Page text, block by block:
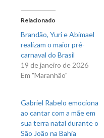
em
nova
janela)
Relacionado
Brandão, Yuri e Abimael
realizam o maior pré-
carnaval do Brasil
19 de janeiro de 2026
Em "Maranhão"
Gabriel Rabelo emociona
ao cantar com a mãe em
sua terra natal durante o
São João na Bahia